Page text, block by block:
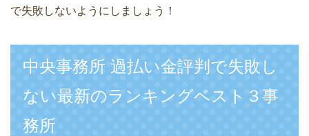
で失敗しないようにしましょう！
中央事務所 過払い金評判で失敗し
ない最新のランキングベスト３事
務所